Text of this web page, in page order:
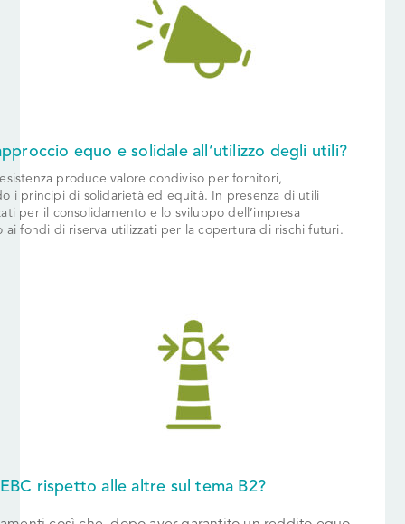
equo e solidale all’utilizzo degli utili?
produce valore condiviso per fornitori,
i principi di solidarietà ed equità. In presenza di utili
per il consolidamento e lo sviluppo dell’impresa
ai fondi di riserva utilizzati per la copertura di rischi futuri.
rispetto alle altre sul tema B2?